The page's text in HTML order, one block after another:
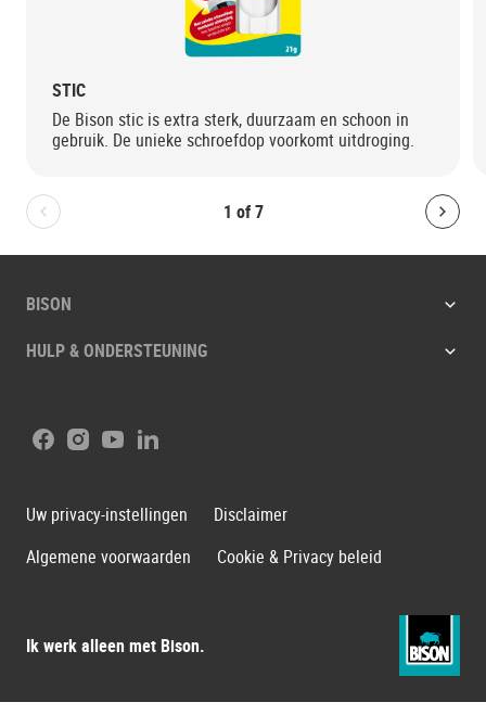
1 of 7
Bolton.General.PreviousSlide
STIC
De Bison stic is extra sterk, duurzaam en schoon in
gebruik. De unieke schroefdop voorkomt uitdroging.
BISON
HULP & ONDERSTEUNING
Ik werk alleen met Bison.
Facebook
Instagram
YoutubeLinkedIn
Uw privacy-instellingen
Disclaimer
Algemene voorwaarden
Cookie & Privacy beleid